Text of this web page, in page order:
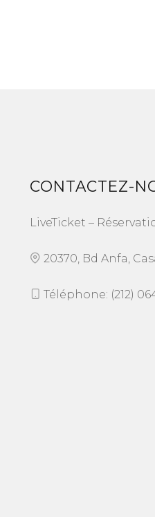
CONTACTEZ-
LiveTicket –
20370, Bd Anfa,
Téléphone: (212)